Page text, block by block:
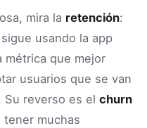
mira la retención:
usando la app
métrica que mejor
usuarios que se van
Su reverso es el churn
tener muchas